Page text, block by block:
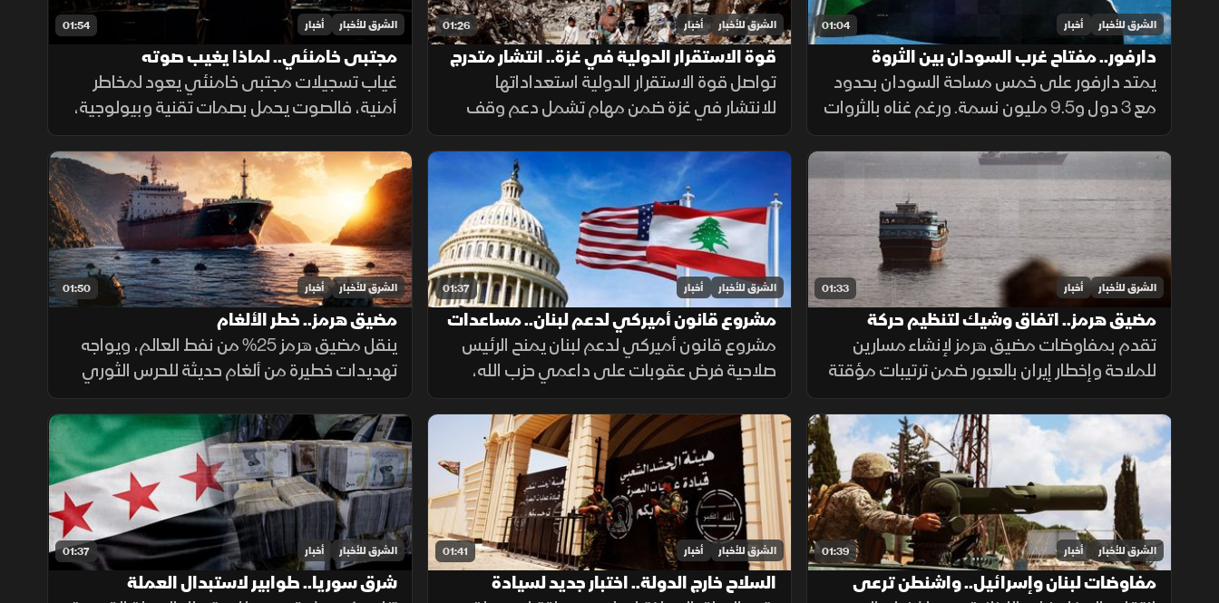
01:04 الشرق للأخبار أخبار
دارفور.. مفتاح غرب السودان بين الثروة
والمأساة
يمتد دارفور على خمس مساحة السودان بحدود
مع 3 دول و9.5 مليون نسمة. ورغم غناه بالثروات
الحيوانية والمعدنية وجبل مرة، يعاني كارثة
إنسانية وجرائم حرب منذ 2003، أحيلت للجنائية
الدولية عام 2005.
01:26 الشرق للأخبار أخبار
قوة الاستقرار الدولية في غزة.. انتشار متدرج
وتحديات معقدة
تواصل قوة الاستقرار الدولية استعداداتها
للانتشار في غزة ضمن مهام تشمل دعم وقف
إطلاق النار وتأمين المساعدات وتدريب الشرطة
المدنية، وسط تحديات سياسية وأمنية معقدة.
01:54 الشرق للأخبار أخبار
مجتبى خامنئي.. لماذا يغيب صوته
غياب تسجيلات مجتبى خامنئي يعود لمخاطر
أمنية، فالصوت يحمل بصمات تقنية وبيولوجية،
ويكشف للتحليل الاستخباراتي مكان التسجيل،
توقيته، نوع الجهاز المستخدم، والبيئة المحيطة
به بدقة عالية.
01:33 الشرق للأخبار أخبار
مضيق هرمز.. اتفاق وشيك لتنظيم حركة
الملاحة
تقدم بمفاوضات مضيق هرمز لإنشاء مسارين
للملاحة وإخطار إيران بالعبور ضمن ترتيبات مؤقتة
لـ60 يوماً لعودة النفط، وسط حذر إيراني واشتراط
أميركي بحرية الملاحة دون قيود.
01:37 الشرق للأخبار أخبار
مشروع قانون أميركي لدعم لبنان.. مساعدات
وعقوبات
مشروع قانون أميركي لدعم لبنان يمنح الرئيس
صلاحية فرض عقوبات على داعمي حزب الله،
ويربط أكثر من نصف المساعدات بتقدم بيروت
في حصر السلاح بيد الدولة ونزع سلاح الحزب
وتنفيذ الإصلاحات.
01:50 الشرق للأخبار أخبار
مضيق هرمز.. خطر الألغام
ينقل مضيق هرمز 25% من نفط العالم، ويواجه
تهديدات خطيرة من ألغام حديثة للحرس الثوري
تعمل بالبصمات الصوتية والمغناطيسية.
ولصعوبة تطهير الأعماق، تعتمد البحريات
العالمية على مسيرات ذاتية لحماية طواقمها.
01:39 الشرق للأخبار أخبار
مفاوضات لبنان وإسرائيل.. واشنطن ترعى
01:41 الشرق للأخبار أخبار
السلاح خارج الدولة.. اختبار جديد لسيادة
01:37 الشرق للأخبار أخبار
شرق سوريا.. طوابير لاستبدال العملة